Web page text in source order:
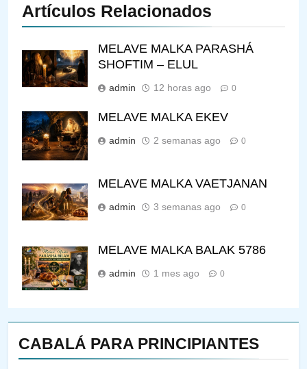
CABALÁ PARA PRINCIPIANTES
Artículos Relacionados
MELAVE MALKA PARASHÁ
SHOFTIM – ELUL
admin 12 horas ago 0
MELAVE MALKA EKEV
admin 2 semanas ago 0
MELAVE MALKA VAETJANAN
admin 3 semanas ago 0
MELAVE MALKA BALAK 5786
admin 1 mes ago 0